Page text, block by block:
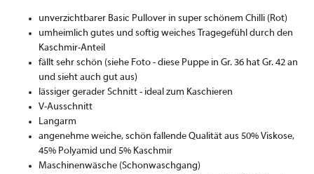
unverzichtbarer Basic Pullover in super schönem Chilli (Rot)
umheimlich gutes und softig weiches Tragegefühl durch den
Kaschmir-Anteil
fällt sehr schön (siehe Foto - diese Puppe in Gr. 36 hat Gr. 42 an
und sieht auch gut aus)
lässiger gerader Schnitt - ideal zum Kaschieren
V-Ausschnitt
Langarm
angenehme weiche, schön fallende Qualität aus 50% Viskose,
45% Polyamid und 5% Kaschmir
Maschinenwäsche (Schonwaschgang)